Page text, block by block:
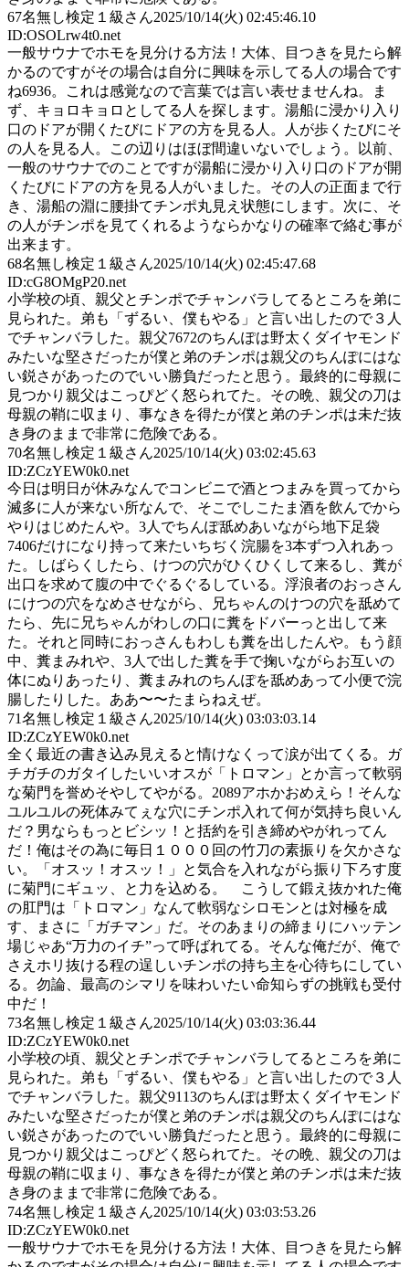
67名無し検定１級さん2025/10/14(火) 02:45:46.10
ID:OSOLrw4t0.net
一般サウナでホモを見分ける方法！大体、目つきを見たら解
かるのですがその場合は自分に興味を示してる人の場合です
ね6936。これは感覚なので言葉では言い表せませんね。ま
ず、キョロキョロとしてる人を探します。湯船に浸かり入り
口のドアが開くたびにドアの方を見る人。人が歩くたびにそ
の人を見る人。この辺りはほぼ間違いないでしょう。以前、
一般のサウナでのことですが湯船に浸かり入り口のドアが開
くたびにドアの方を見る人がいました。その人の正面まで行
き、湯船の淵に腰掛てチンポ丸見え状態にします。次に、そ
の人がチンポを見てくれるようならかなりの確率で絡む事が
出来ます。
68名無し検定１級さん2025/10/14(火) 02:45:47.68
ID:cG8OMgP20.net
小学校の頃、親父とチンポでチャンバラしてるところを弟に
見られた。弟も「ずるい、僕もやる」と言い出したので３人
でチャンバラした。親父7672のちんぽは野太くダイヤモンド
みたいな堅さだったが僕と弟のチンポは親父のちんぽにはな
い鋭さがあったのでいい勝負だったと思う。最終的に母親に
見つかり親父はこっぴどく怒られてた。その晩、親父の刀は
母親の鞘に収まり、事なきを得たが僕と弟のチンポは未だ抜
き身のままで非常に危険である。
70名無し検定１級さん2025/10/14(火) 03:02:45.63
ID:ZCzYEW0k0.net
今日は明日が休みなんでコンビニで酒とつまみを買ってから
滅多に人が来ない所なんで、そこでしこたま酒を飲んでから
やりはじめたんや。3人でちんぽ舐めあいながら地下足袋
7406だけになり持って来たいちぢく浣腸を3本ずつ入れあっ
た。しばらくしたら、けつの穴がひくひくして来るし、糞が
出口を求めて腹の中でぐるぐるしている。浮浪者のおっさん
にけつの穴をなめさせながら、兄ちゃんのけつの穴を舐めて
たら、先に兄ちゃんがわしの口に糞をドバーっと出して来
た。それと同時におっさんもわしも糞を出したんや。もう顔
中、糞まみれや、3人で出した糞を手で掬いながらお互いの
体にぬりあったり、糞まみれのちんぽを舐めあって小便で浣
腸したりした。ああ〜〜たまらねえぜ。
71名無し検定１級さん2025/10/14(火) 03:03:03.14
ID:ZCzYEW0k0.net
全く最近の書き込み見えると情けなくって涙が出てくる。ガ
チガチのガタイしたいいオスが「トロマン」とか言って軟弱
な菊門を誉めそやしてやがる。2089アホかおめえら！そんな
ユルユルの死体みてぇな穴にチンポ入れて何が気持ち良いん
だ？男ならもっとビシッ！と括約を引き締めやがれってん
だ！俺はその為に毎日１０００回の竹刀の素振りを欠かさな
い。「オスッ！オスッ！」と気合を入れながら振り下ろす度
に菊門にギュッ、と力を込める。 こうして鍛え抜かれた俺
の肛門は「トロマン」なんて軟弱なシロモンとは対極を成
す、まさに「ガチマン」だ。そのあまりの締まりにハッテン
場じゃあ“万力のイチ”って呼ばれてる。そんな俺だが、俺で
さえホリ抜ける程の逞しいチンポの持ち主を心待ちにしてい
る。勿論、最高のシマリを味わいたい命知らずの挑戦も受付
中だ！
73名無し検定１級さん2025/10/14(火) 03:03:36.44
ID:ZCzYEW0k0.net
小学校の頃、親父とチンポでチャンバラしてるところを弟に
見られた。弟も「ずるい、僕もやる」と言い出したので３人
でチャンバラした。親父9113のちんぽは野太くダイヤモンド
みたいな堅さだったが僕と弟のチンポは親父のちんぽにはな
い鋭さがあったのでいい勝負だったと思う。最終的に母親に
見つかり親父はこっぴどく怒られてた。その晩、親父の刀は
母親の鞘に収まり、事なきを得たが僕と弟のチンポは未だ抜
き身のままで非常に危険である。
74名無し検定１級さん2025/10/14(火) 03:03:53.26
ID:ZCzYEW0k0.net
一般サウナでホモを見分ける方法！大体、目つきを見たら解